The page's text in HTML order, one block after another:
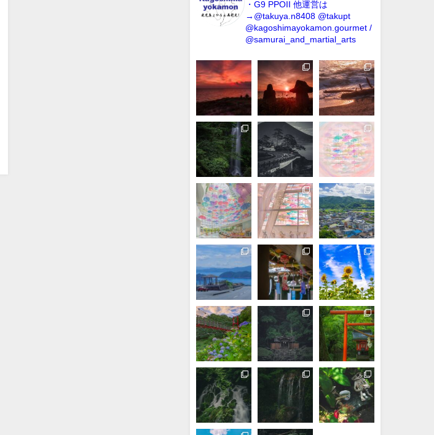
・G9 PPOII
他運営は
→@takuya.n8408 @takupt
@kagoshimayokamon.gourmet /
@samurai_and_martial_arts